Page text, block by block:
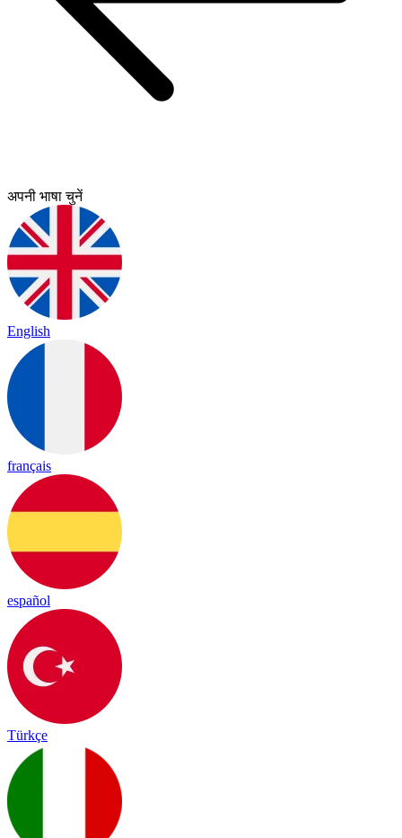
अपनी भाषा चुनें
English
français
español
Türkçe